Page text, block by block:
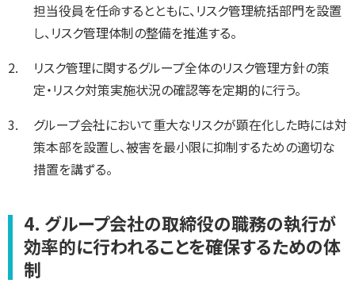
担当役員を任命するとともに、リスク管理統括部門を設置
し、リスク管理体制の整備を推進する。
リスク管理に関するグループ全体のリスク管理方針の策
定・リスク対策実施状況の確認等を定期的に行う。
グループ会社において重大なリスクが顕在化した時には対
策本部を設置し、被害を最小限に抑制するための適切な
措置を講ずる。
4. グループ会社の取締役の職務の執行が
効率的に行われることを確保するための体
制